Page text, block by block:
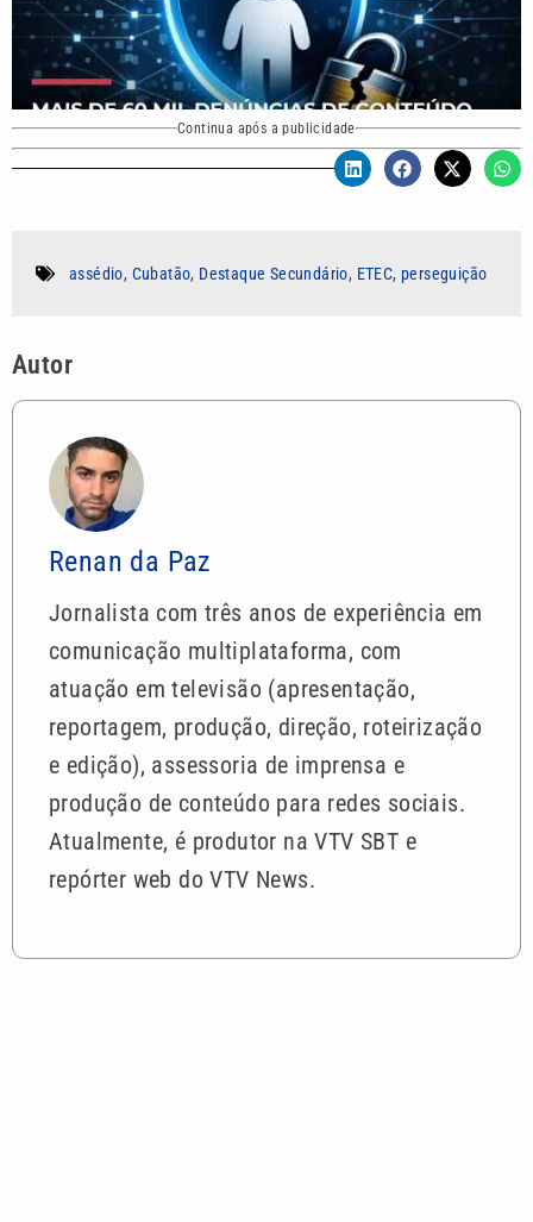
Continua após a publicidade
assédio, Cubatão, Destaque Secundário, ETEC, perseguição
Autor
Renan da Paz
Jornalista com três anos de experiência em
comunicação multiplataforma, com
atuação em televisão (apresentação,
reportagem, produção, direção, roteirização
e edição), assessoria de imprensa e
produção de conteúdo para redes sociais.
Atualmente, é produtor na VTV SBT e
repórter web do VTV News.